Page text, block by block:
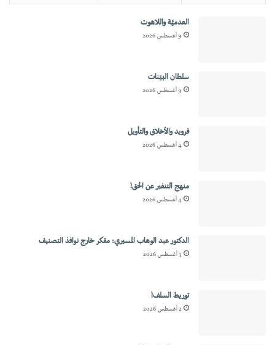
العدميَّة واللاهوت
9 أغسطس 2026
سلطان البيّنات
9 أغسطس 2026
فرويد والأخلاق والتأويل
4 أغسطس 2026
منهج التنفير عن الحق!
4 أغسطس 2026
الدكتور عبد الوهاب المسيري: مفكر خارج نوافذ التصنيف
3 أغسطس 2026
توريط السلف!
2 أغسطس 2026